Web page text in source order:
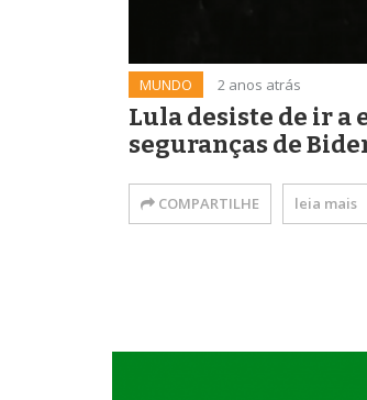
MUNDO 2 anos atrás
Lula desiste de ir a
seguranças de
COMPARTILHE leia mais